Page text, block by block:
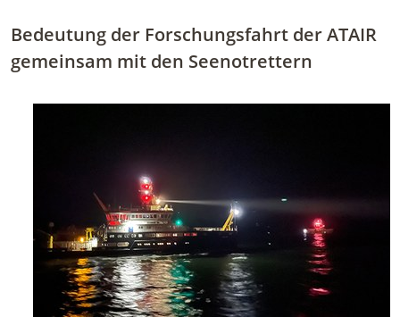
Bedeutung der Forschungsfahrt der ATAIR
gemeinsam mit den Seenotrettern